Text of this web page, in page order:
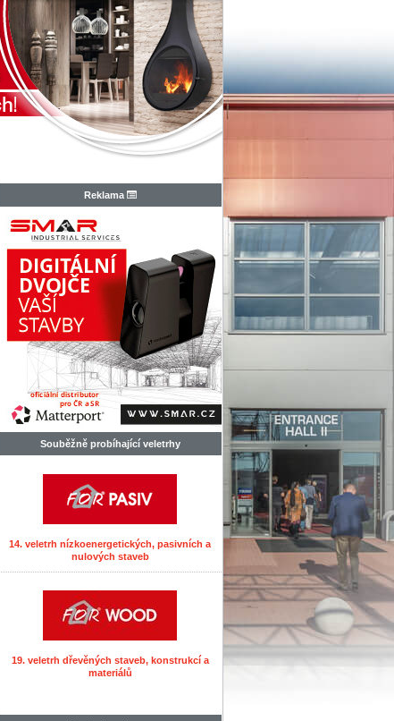
Reklama
Souběžně probíhající veletrhy
14. veletrh nízkoenergetických, pasivních a
nulových staveb
19. veletrh dřevěných staveb, konstrukcí a
materiálů